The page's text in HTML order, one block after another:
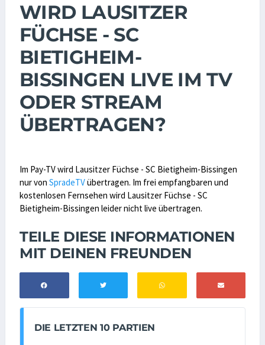
WIRD LAUSITZER
FÜCHSE - SC
BIETIGHEIM-
BISSINGEN LIVE IM TV
ODER STREAM
ÜBERTRAGEN?
Im Pay-TV wird Lausitzer Füchse - SC Bietigheim-Bissingen
nur von SpradeTVübertragen. Im frei empfangbaren und
kostenlosen Fernsehen wird Lausitzer Füchse - SC
Bietigheim-Bissingen leider nicht live übertragen.
TEILE DIESE INFORMATIONEN
MIT DEINEN FREUNDEN
DIE LETZTEN 10 PARTIEN